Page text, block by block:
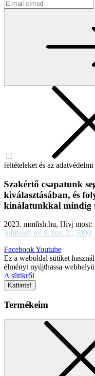
feltételeket és az
Szakértő csapatunk
kiválasztásában, és
kínálatunkkal mindig
2023. mmfish.hu, Hívj most:
Jubileum tér 6. fszt. 2., 5000
FacebookYoutube
Ez a weboldal sütiket
élményt nyújthassa
A sütikről
Kattints!
Termékeim